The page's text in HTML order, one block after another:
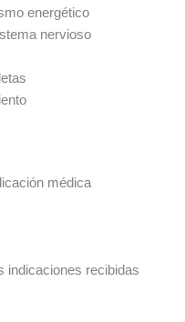
energético
nervioso
médica
indicaciones recibidas